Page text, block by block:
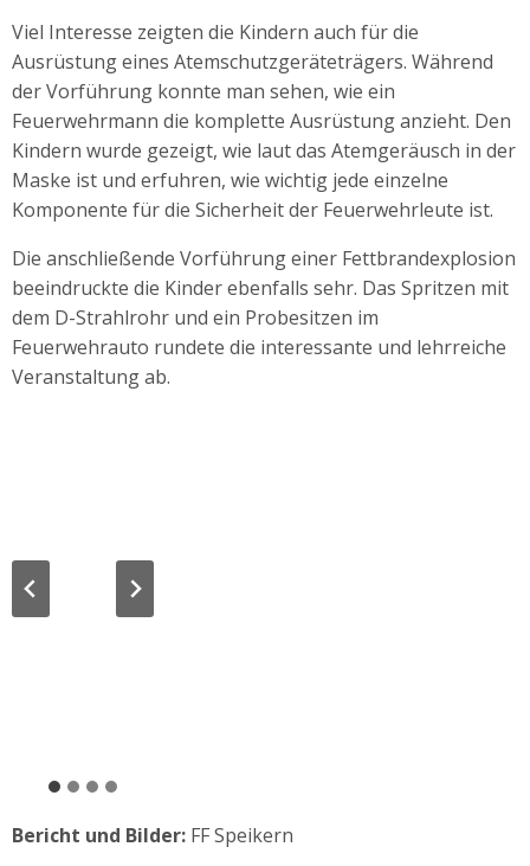
Viel Interesse zeigten die Kindern auch für die
Ausrüstung eines Atemschutzgeräteträgers. Während
der Vorführung konnte man sehen, wie ein
Feuerwehrmann die komplette Ausrüstung anzieht. Den
Kindern wurde gezeigt, wie laut das Atemgeräusch in der
Maske ist und erfuhren, wie wichtig jede einzelne
Komponente für die Sicherheit der Feuerwehrleute ist.
Die anschließende Vorführung einer Fettbrandexplosion
beeindruckte die Kinder ebenfalls sehr. Das Spritzen mit
dem D-Strahlrohr und ein Probesitzen im
Feuerwehrauto rundete die interessante und lehrreiche
Veranstaltung ab.
Bericht und Bilder: FF Speikern